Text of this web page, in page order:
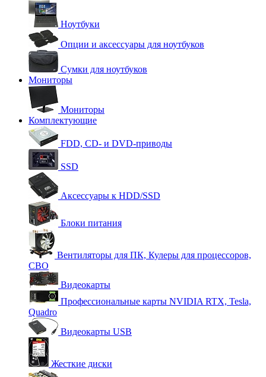
Ноутбуки
Опции и аксессуары для ноутбуков
Сумки для ноутбуков
Мониторы
Мониторы
Комплектующие
FDD, CD- и DVD-приводы
SSD
Аксессуары к HDD/SSD
Блоки питания
Вентиляторы для ПК, Кулеры для процессоров,
СВО
Видеокарты
Профессиональные карты NVIDIA RTX, Tesla,
Quadro
Видеокарты USB
Жесткие диски